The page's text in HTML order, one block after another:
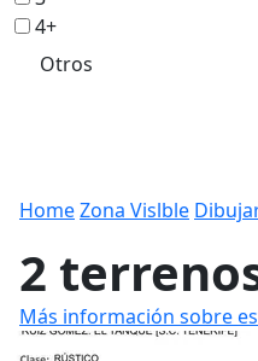
4+
Otros
HomeZona Vislble
2
Más información sobre